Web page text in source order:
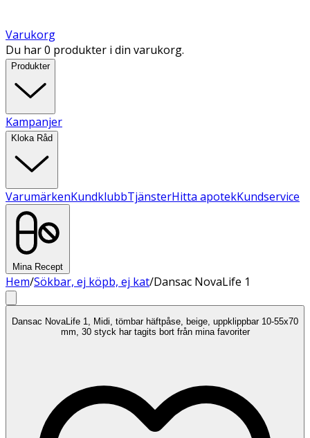
Varukorg
Du har 0 produkter i din varukorg.
Produkter
Kampanjer
Kloka Råd
VarumärkenKundklubbTjänsterHitta apotekKundservice
Mina Recept
Hem/Sökbar, ej köpb, ej kat/Dansac NovaLife 1
Dansac NovaLife 1, Midi, tömbar häftpåse, beige, uppklippbar 10-55x70
mm, 30 styck har tagits bort från mina favoriter